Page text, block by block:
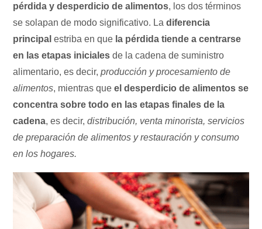
pérdida y desperdicio de alimentos, los dos términos
se solapan de modo significativo. Ladiferencia
principal estriba en que la pérdida tiende a centrarse
en las etapas iniciales de la cadena de suministro
alimentario, es decir,producción y procesamiento de
alimentos, mientras queel desperdicio de alimentos se
concentra sobre todo en las etapas finales de la
cadena, es decir,distribución, venta minorista, servicios
de preparación de alimentos y restauración y consumo
en los hogares.